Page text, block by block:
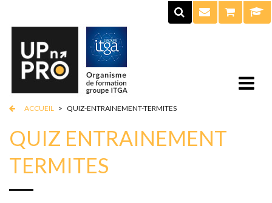
ACCUEIL > QUIZ-ENTRAINEMENT-TERMITES
QUIZ ENTRAINEMENT
TERMITES